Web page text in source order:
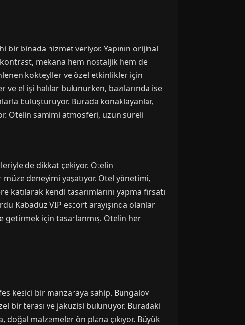
binada hizmet veriyor. Yapının orijinal
mekana hem nostaljik hem de
kokteyller ve özel etkinlikler için
el işi halılar bulunurken, bazılarında ise
buluşturuyor. Burada konaklayanlar,
Otelin samimi atmosferi, uzun süreli
de dikkat çekiyor. Otelin
deneyimi yaşatıyor. Otel yönetimi,
kendi tasarımlarını yapma fırsatı
Kabadüz VIP escort arayışında olanlar
getirmek için tasarlanmış. Otelin her
kesici bir manzaraya sahip. Bungalov
bir terası ve jakuzisi bulunuyor. Buradaki
doğal malzemeler ön plana çıkıyor. Büyük